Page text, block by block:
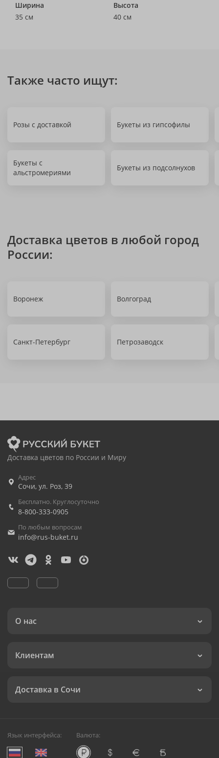
Ширина
35 см
Высота
40 см
Также часто ищут:
Розы с доставкой Букеты из гипсофилы
Букеты с
альстромериями
Букеты из подсолнухов
Доставка цветов в любой город
России:
Воронеж Волгоград
Санкт-Петербург Петрозаводск
Доставка цветов по России и Миру
Адрес
Сочи, ул. Роз, 39
Бесплатно. Круглосуточно
8-800-333-0905
По любым вопросам
info@rus-buket.ru
О нас
Клиентам
Доставка в Сочи
Язык интерфейса: Валюта: